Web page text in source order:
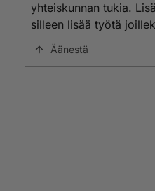
yhteiskunnan tukia.
silleen lisää työtä
Äänestä